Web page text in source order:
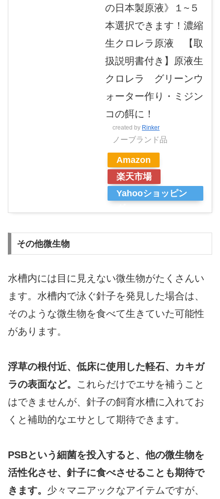
の日本製原液》１~５
本選択できます！濃縮
生クロレラ原液 【取
扱説明書付き】原液生
クロレラ グリーンウ
ォーター作り・ミジン
コの餌に！
created by Rinker
ノーブランド品
Amazon
楽天市場
Yahooショッピン
その他微生物
水槽内には目に見えない微生物がたくさんい
ます。水槽内で泳ぐ針子を発見した場合は、
そのような微生物を食べて生きていた可能性
があります。
浮草の根付近、低床に使用した軽石、カキガ
ラの表面など。 これらだけでエサを補うこと
はできませんが、針子の飼育水槽に入れてお
くと補助的なエサとして期待できます。
PSBという細菌を投入すると、他の微生物を
活性化させ、針子に食べさせることも期待で
きます。 少々マニアックなアイテムですが、